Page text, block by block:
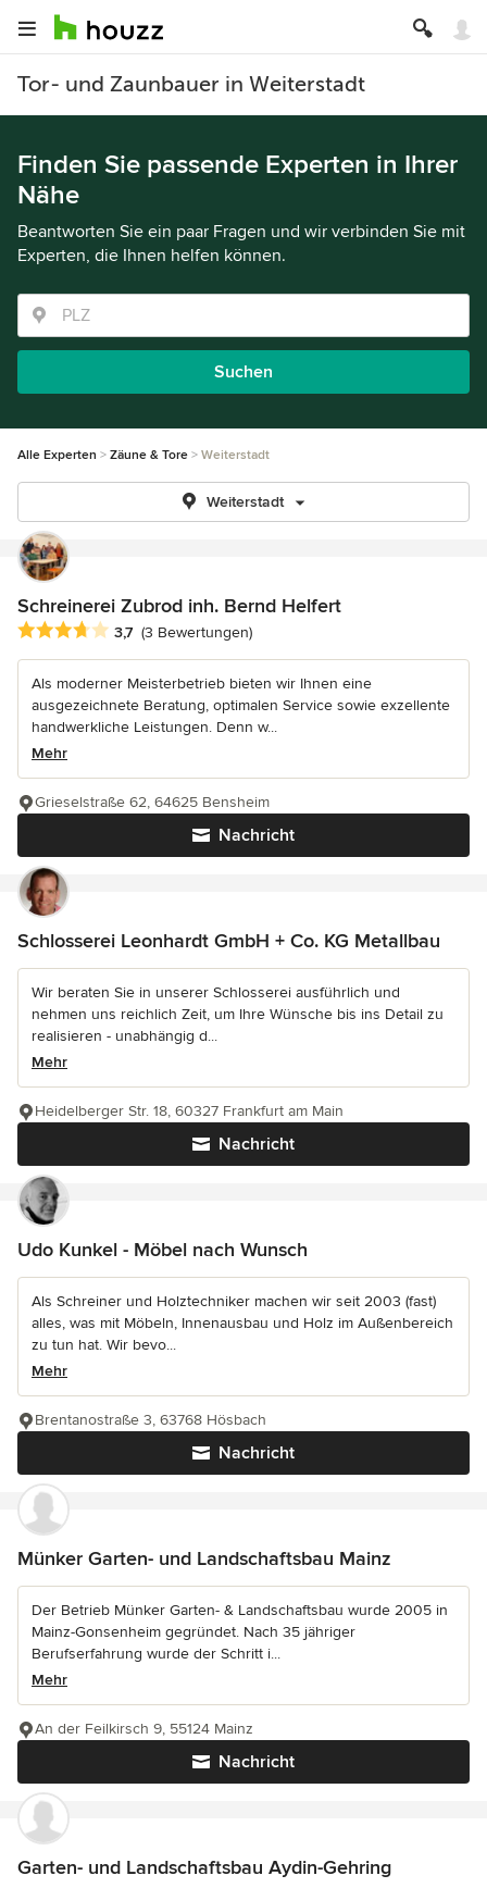
Tor- und Zaunbauer in Weiterstadt
Finden Sie passende Experten in Ihrer
Nähe
Beantworten Sie ein paar Fragen und wir verbinden Sie mit
Experten, die Ihnen helfen können.
Suchen
Alle Experten Zäune & Tore Weiterstadt
Weiterstadt
Schreinerei Zubrod inh. Bernd Helfert
Durchschnittliche Bewertung: 3.7 von 5 Sternen
3,7 (3 Bewertungen)
Als moderner Meisterbetrieb bieten wir Ihnen eine
ausgezeichnete Beratung, optimalen Service sowie exzellente
handwerkliche Leistungen. Denn w...
Mehr
Nachricht
Grieselstraße 62, 64625 Bensheim
Schlosserei Leonhardt GmbH + Co. KG Metallbau
Wir beraten Sie in unserer Schlosserei ausführlich und
nehmen uns reichlich Zeit, um Ihre Wünsche bis ins Detail zu
realisieren - unabhängig d...
Mehr
Nachricht
Heidelberger Str. 18, 60327 Frankfurt am Main
Udo Kunkel - Möbel nach Wunsch
Als Schreiner und Holztechniker machen wir seit 2003 (fast)
alles, was mit Möbeln, Innenausbau und Holz im Außenbereich
zu tun hat. Wir bevo...
Mehr
Nachricht
Brentanostraße 3, 63768 Hösbach
Münker Garten- und Landschaftsbau Mainz
Der Betrieb Münker Garten- & Landschaftsbau wurde 2005 in
Mainz-Gonsenheim gegründet. Nach 35 jähriger
Berufserfahrung wurde der Schritt i...
Mehr
Nachricht
An der Feilkirsch 9, 55124 Mainz
Garten- und Landschaftsbau Aydin-Gehring